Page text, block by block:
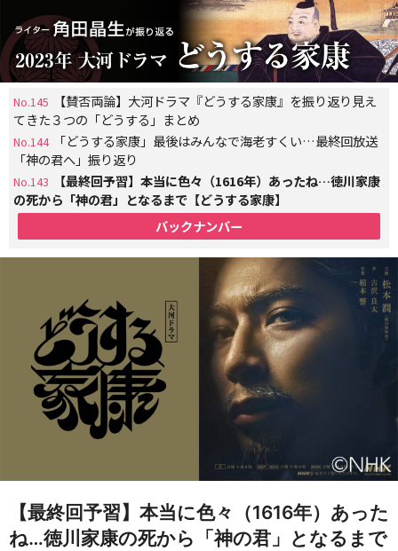
No.145
【賛否両論】大河ドラマ『どうする家康』を振り返り見え
てきた３つの「どうする」まとめ
No.144
「どうする家康」最後はみんなで海老すくい…最終回放送
「神の君へ」振り返り
No.143
【最終回予習】本当に色々（1616年）あったね…徳川家康
の死から「神の君」となるまで【どうする家康】
バックナンバー
【最終回予習】本当に色々（1616年）あった
ね…徳川家康の死から「神の君」となるまで